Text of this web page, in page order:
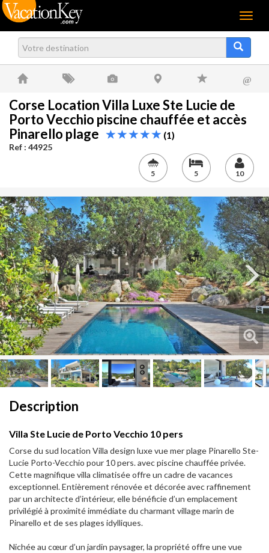
Menu
@
Corse Location Villa Luxe Ste Lucie de
Porto Vecchio piscine chauffée et accès
Pinarello plage
(1)
Ref : 44925
5 5 10
Next
Description
Villa Ste Lucie de Porto Vecchio 10 pers
Corse du sud location Villa design luxe vue mer plage Pinarello Ste-
Lucie Porto-Vecchio pour 10 pers. avec piscine chauffée privée.
Cette magnifique villa climatisée offre un cadre de vacances
exceptionnel. Entièrement rénovée et décorée avec raffinement
par un architecte d’intérieur, elle bénéficie d’un emplacement
privilégié à proximité immédiate du charmant village marin de
Pinarello et de ses plages idylliques.
Nichée au cœur d’un jardin paysager, la propriété offre une vue